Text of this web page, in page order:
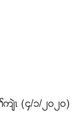
(၄/၁/၂၀၂၀)